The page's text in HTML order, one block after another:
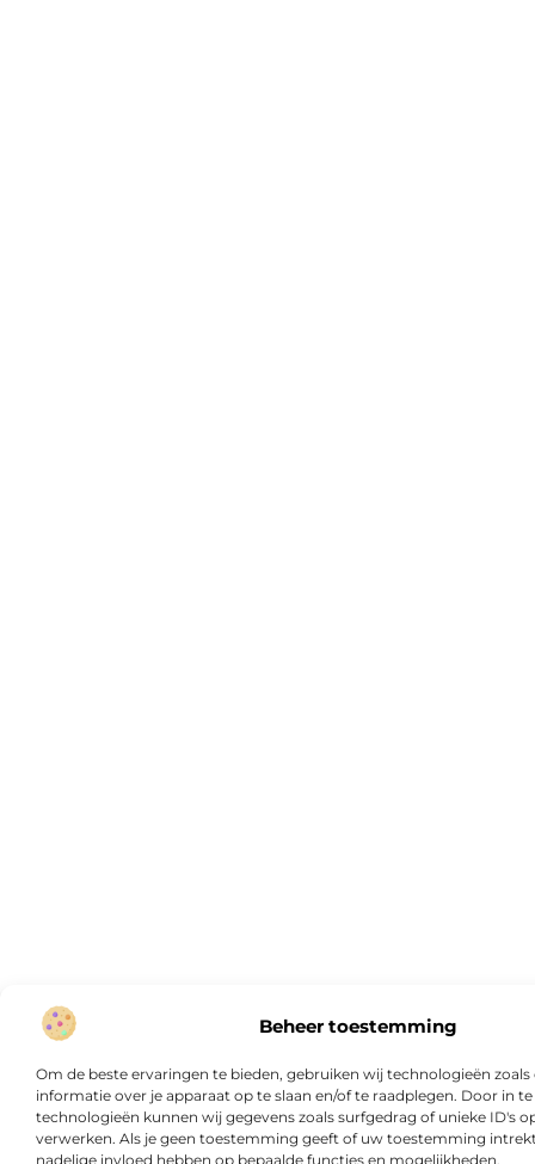
Beheer toestemming
Om de beste ervaringen te bieden, gebruiken wij technologieën
informatie over je apparaat op te slaan en/of te raadplegen. Door in
technologieën kunnen wij gegevens zoals surfgedrag of unieke ID's
verwerken. Als je geen toestemming geeft of uw toestemming
nadelige invloed hebben op bepaalde functies en mogelijkheden.